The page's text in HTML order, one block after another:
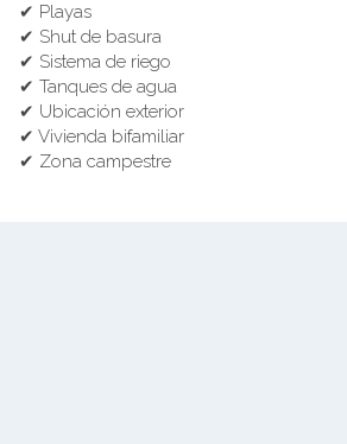
✔ Playas
✔ Shut de basura
✔ Sistema de riego
✔ Tanques de agua
✔ Ubicación exterior
✔ Vivienda bifamiliar
✔ Zona campestre